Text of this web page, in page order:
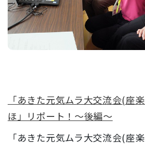
「あきた元気ムラ大交流会(座
ほ」リポート！～後編～
「あきた元気ムラ大交流会(座